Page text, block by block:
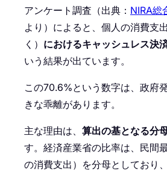
アンケート調査（出典： NIRA総
より）によると、個人の消費支
く） におけるキャッシュレス決
いう結果が出ています。
この70.6%という数字は、政府
きな乖離があります。
主な理由は、 算出の基となる分
す。経済産業省の比率は、民間
の消費支出）を分母としており